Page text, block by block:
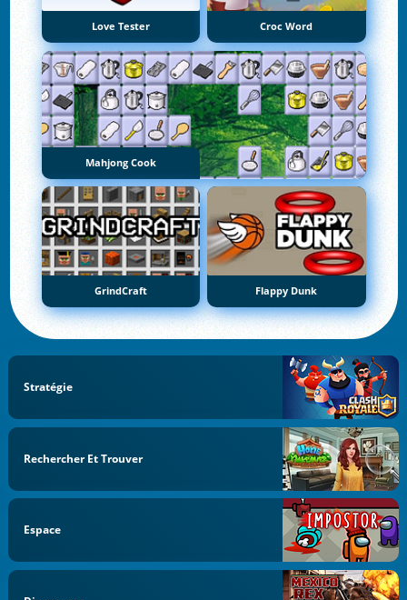
Love Tester Croc Word
Mahjong Cook
GrindCraft Flappy Dunk
Stratégie
Rechercher Et Trouver
Espace